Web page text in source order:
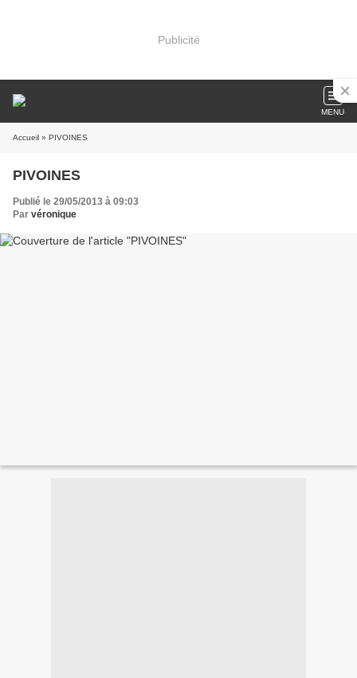
Publicité
MENU
Accueil » PIVOINES
PIVOINES
Publié le 29/05/2013 à 09:03
Par véronique